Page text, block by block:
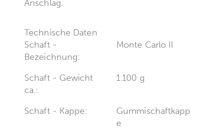
Anschlag.
Technische Daten
Schaft -
Bezeichnung:
Monte Carlo II
Schaft - Gewicht
ca.:
1.100 g
Schaft - Kappe:
Gummischaftkapp
e